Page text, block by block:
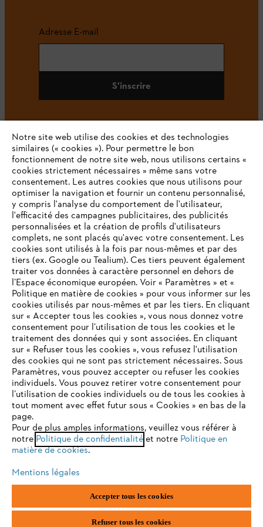
Adresse E-mail
S'inscrire
#STIHL
L'Entreprise
STIHL FAQ
Contact
Politique de protection des données
Mentions légales Utilisation des cookies
ANDREAS STIHL NV, Veurtstraat 117, 2870 Puurs-Sint-Amands,
België/Belgique
VAT Number: BE 0427.714.768
VOTRE NAVIGATEUR INTERNET
N'EST PLUS PRIS EN CHARGE
Vous utilisez un navigateur Internet que nous ne prenons plus
en charge, et certaines fonctionnalités de notre site ne
peuvent fonctionner correctement. Pour une utilisation
optimale de notre site, nous vous recommandons de passer à
l'un des navigateurs suivants :
firefox chrome
edge
Notre site web utilise des cookies et des technologies
similaires (« cookies »). Pour permettre le bon
fonctionnement de notre site web, nous utilisons certains «
cookies strictement nécessaires » même sans votre
consentement. Les autres cookies que nous utilisons pour
optimiser la navigation et fournir un contenu personnalisé,
y compris l'analyse du comportement de l'utilisateur,
l'efficacité des campagnes publicitaires, des publicités
personnalisées et la création de profils d'utilisateurs
complets, ne sont placés qu'avec votre consentement. Les
cookies sont utilisés à la fois par nous-mêmes et par des
tiers (ex. Google ou Tealium). Ces tiers peuvent également
traiter vos données à caractère personnel en dehors de
l’Espace économique européen. Voir « Paramètres » et «
Politique en matière de cookies » pour vous informer sur les
cookies utilisés par nous-mêmes et par les tiers. En cliquant
sur « Accepter tous les cookies », vous nous donnez votre
consentement pour l’utilisation de tous les cookies et le
traitement des données qui y sont associées. En cliquant
sur « Refuser tous les cookies », vous refusez l'utilisation
des cookies qui ne sont pas strictement nécessaires. Sous
Paramètres, vous pouvez accepter ou refuser les cookies
individuels. Vous pouvez retirer votre consentement pour
l’utilisation de cookies individuels ou de tous les cookies à
tout moment avec effet futur sous « Cookies » en bas de la
page.
Pour de plus amples informations, veuillez vous référer à
notre Politique de confidentialitéet notre Politique en
matière de cookies.
Mentions légales
Accepter tous les cookies
Refuser tous les cookies